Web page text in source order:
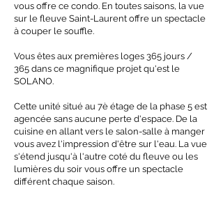
vous offre ce condo. En toutes saisons, la vue
sur le fleuve Saint-Laurent offre un spectacle
à couper le souffle.
Vous êtes aux premières loges 365 jours /
365 dans ce magnifique projet qu'est le
SOLANO.
Cette unité situé au 7è étage de la phase 5 est
agencée sans aucune perte d'espace. De la
cuisine en allant vers le salon-salle à manger
vous avez l'impression d'être sur l'eau. La vue
s'étend jusqu'à l'autre coté du fleuve ou les
lumières du soir vous offre un spectacle
différent chaque saison.